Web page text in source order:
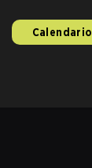
Calendario